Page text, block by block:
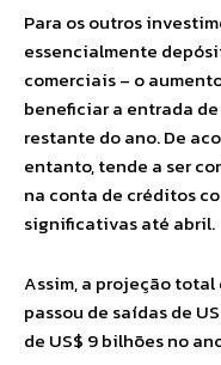
Para os outros
essencialmente
comerciais – o
beneficiar a entrada
restante do ano. De
entanto, tende a ser
na conta de créditos
significativas até abril.
Assim, a projeção
passou de saídas de
de US$ 9 bilhões no